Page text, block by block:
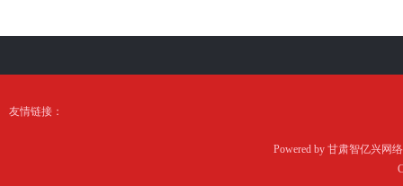
友情链接：
Powered by 甘肃智亿兴网